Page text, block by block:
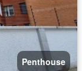
Penthouse